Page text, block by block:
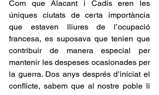
Com que Alacant i Cadis eren les
úniques ciutats de certa importància
que estaven lliures de l’ocupació
francesa, es suposava que tenien que
contribuir de manera especial per
mantenir les despeses ocasionades per
la guerra. Dos anys després d’iniciat el
conflicte, sabem que al nostre poble li